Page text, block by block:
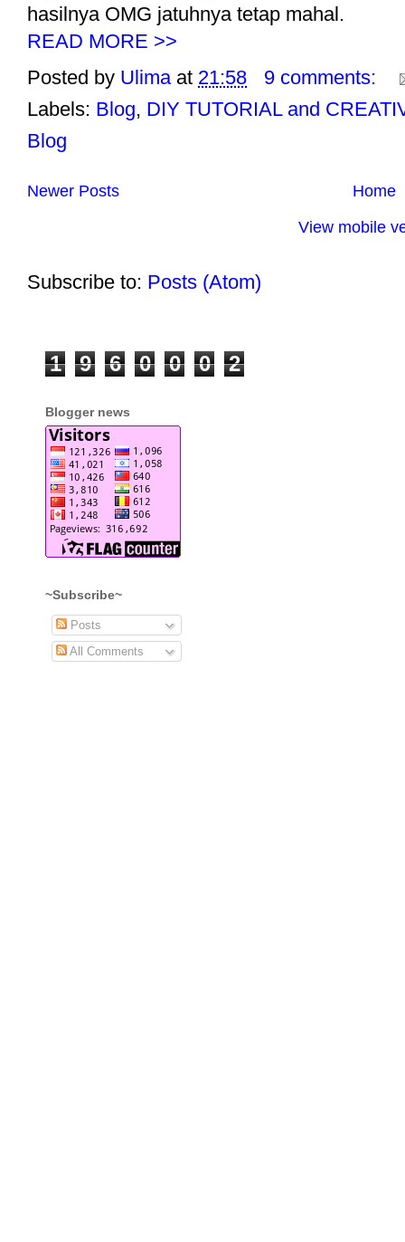
hasilnya OMG jatuhnya tetap mahal.
READ MORE >>
Posted by Ulima at 21:58
9 comments:
Labels: Blog, DIY TUTORIAL and
Blog
Newer Posts
Home
View mobile
Subscribe to: Posts (Atom)
1 9 6 0 0 0 2
Blogger news
~Subscribe~
Posts
All Comments